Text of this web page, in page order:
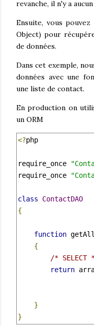
revanche, il n'y a
Ensuite, vous
Object) pour
de données.
Dans cet exemple,
données avec une
une liste de contact.
En production on
un ORM
<?php
require_once
require_once
class
ContactDAO
{
function getAll
{
/*
return
}
}